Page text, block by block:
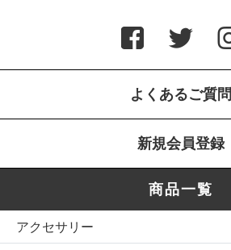
よくあるご質問
新規会員登録
商品一覧
アクセサリー